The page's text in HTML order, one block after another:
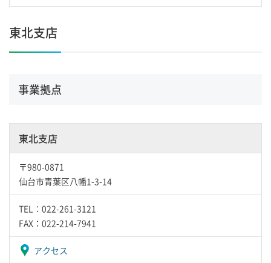
東北支店
事業拠点
東北支店
〒980-0871
仙台市青葉区八幡1-3-14
TEL：022-261-3121
FAX：022-214-7941
アクセス